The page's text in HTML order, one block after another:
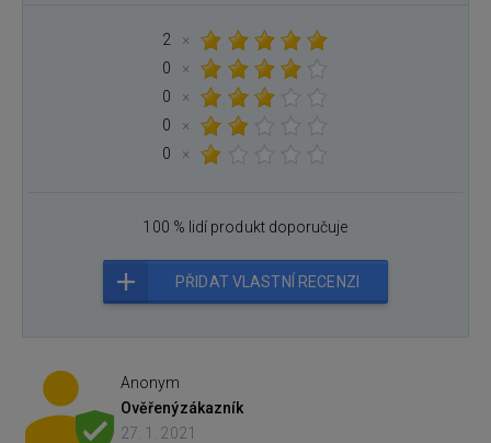
2
×
0
×
0
×
0
×
0
×
100 % lidí produkt doporučuje
PŘIDAT VLASTNÍ RECENZI
Anonym
Ověřenýzákazník
27. 1. 2021